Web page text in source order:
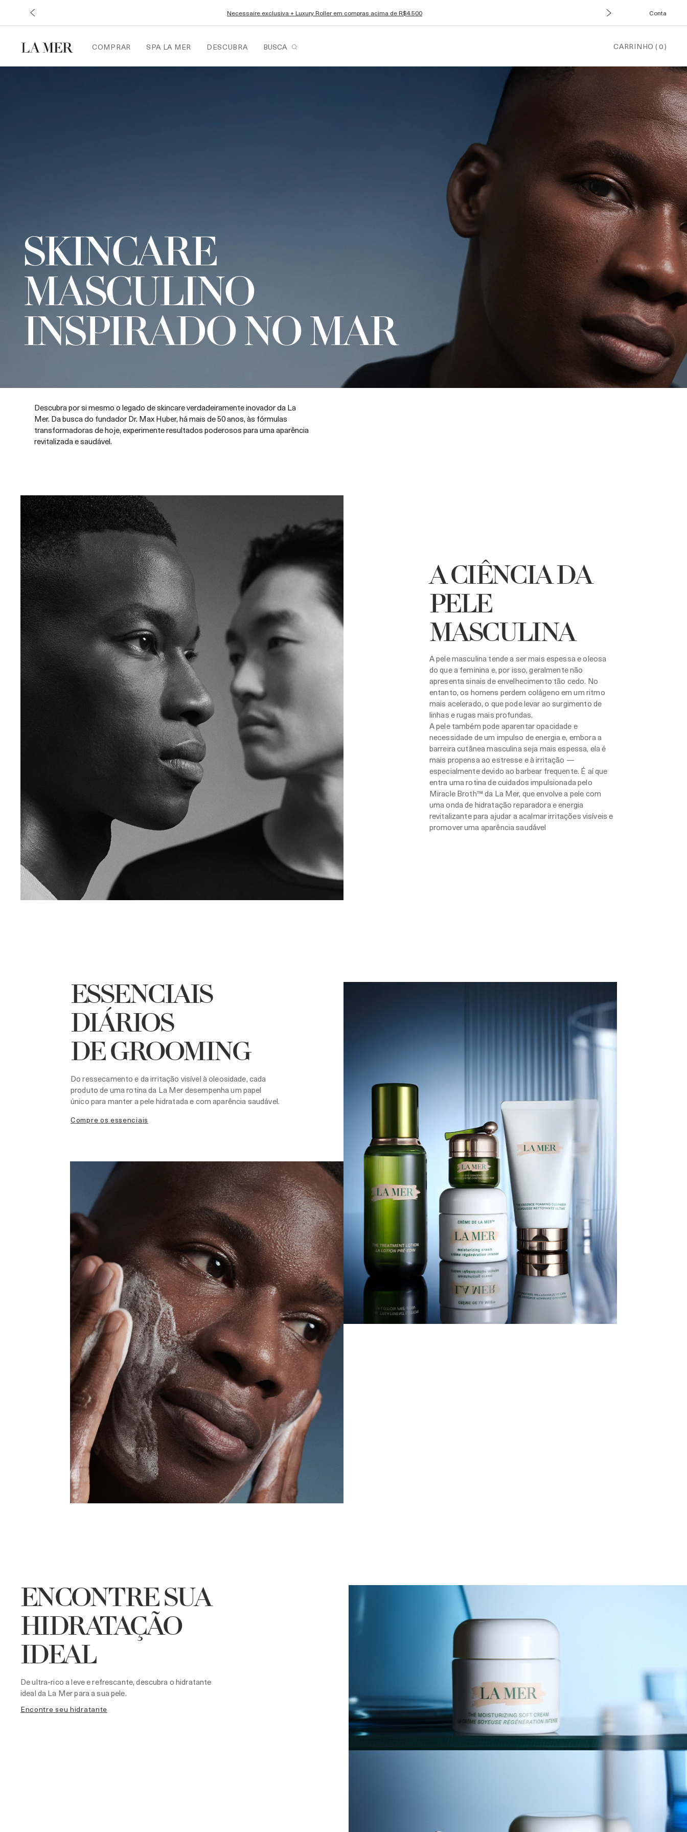
Necessaire exclusiva + Luxury Roller em compras acima de R$4.500 Conta
COMPRAR SPA LA MER DESCUBRA BUSCA CARRINHO (0)
SKINCARE
MASCULINO
INSPIRADO NO MAR
Descubra por si mesmo o legado de skincare verdadeiramente inovador da La
Mer. Da busca do fundador Dr. Max Huber, há mais de 50 anos, às fórmulas
transformadoras de hoje, experimente resultados poderosos para uma aparência
revitalizada e saudável.
A CIÊNCIA DA
PELE
MASCULINA
A pele masculina tende a ser mais espessa e oleosa
do que a feminina e, por isso, geralmente não
apresenta sinais de envelhecimento tão cedo. No
entanto, os homens perdem colágeno em um ritmo
mais acelerado, o que pode levar ao surgimento de
linhas e rugas mais profundas.
A pele também pode aparentar opacidade e
necessidade de um impulso de energia e, embora a
barreira cutânea masculina seja mais espessa, ela é
mais propensa ao estresse e à irritação —
especialmente devido ao barbear frequente. É aí que
entra uma rotina de cuidados impulsionada pelo
Miracle Broth™ da La Mer, que envolve a pele com
uma onda de hidratação reparadora e energia
revitalizante para ajudar a acalmar irritações visíveis e
promover uma aparência saudável
ESSENCIAIS
DIÁRIOS
DE GROOMING
Do ressecamento e da irritação visível à oleosidade, cada
produto de uma rotina da La Mer desempenha um papel
único para manter a pele hidratada e com aparência saudável.
compre os essenciais
ENCONTRE SUA
HIDRATAÇÃO
IDEAL
De ultra-rico a leve e refrescante, descubra o hidratante
ideal da La Mer para a sua pele.
encontre seu hidratante